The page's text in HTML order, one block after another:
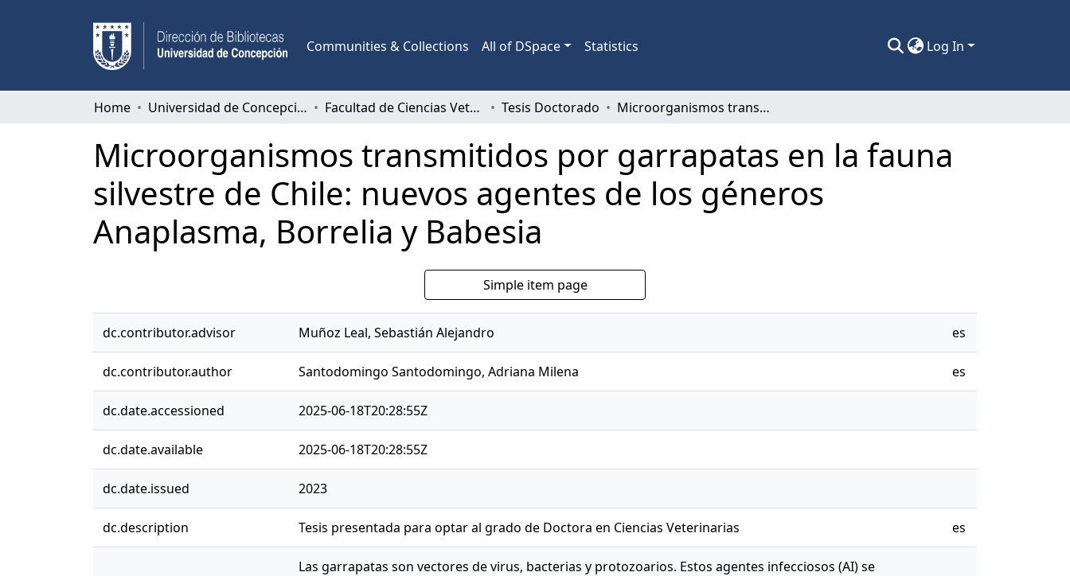
Communities & Collections All of DSpace Statistics Log In
Home Universidad de Concepción Facultad de Ciencias Veterinarias Tesis Doctorado Microorganismos transmitidos por garrapatas en la fauna silvestre de Chile: nuevos agentes de los géneros Anaplasma, Borrelia y Babesia
Microorganismos transmitidos por garrapatas en la fauna
silvestre de Chile: nuevos agentes de los géneros
Anaplasma, Borrelia y Babesia
Simple item page
dc.contributor.advisor Muñoz Leal, Sebastián Alejandro es
dc.contributor.author Santodomingo Santodomingo, Adriana Milena es
dc.date.accessioned 2025-06-18T20:28:55Z
dc.date.available 2025-06-18T20:28:55Z
dc.date.issued 2023
dc.description Tesis presentada para optar al grado de Doctora en Ciencias Veterinarias es
Las garrapatas son vectores de virus, bacterias y protozoarios. Estos agentes infecciosos (AI) se